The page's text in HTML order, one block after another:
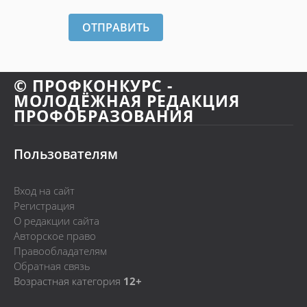
ОТПРАВИТЬ
© ПРОФКОНКУРС -
МОЛОДЁЖНАЯ РЕДАКЦИЯ
ПРОФОБРАЗОВАНИЯ
Пользователям
Вход на сайт
Регистрация
О редакции сайта
Авторское право
Правообладателям
Обратная связь
Возрастная категория 12+